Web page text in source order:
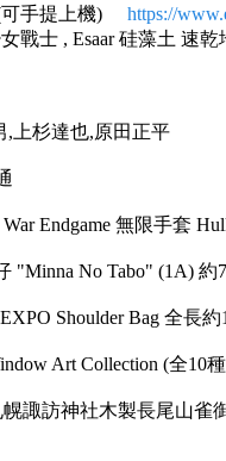
手提上機)
https://
戰士 , Esaar 硅藻土 速乾
,上杉達也,原田正平
Endgame 無限手套
"Minna No Tabo" (1A) 約
Shoulder Bag 全長
Art Collection (全10
諏訪神社木製長尾山雀